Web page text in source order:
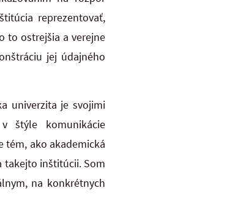
reprezentovať,
to ostrejšia a verejne
jej údajného
univerzita je svojimi
štýle komunikácie
tém, ako akademická
takejto inštitúcii. Som
na konkrétnych